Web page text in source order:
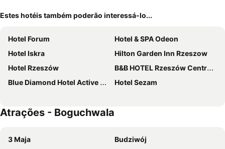
Estes hotéis também poderão interessá-lo...
Hotel Forum
Hotel & SPA Odeon
Hotel Iskra
Hilton Garden Inn Rzeszow
Hotel Rzeszów
B&B HOTEL Rzeszów Centrum
Blue Diamond Hotel Active SPA
Hotel Sezam
Atrações - Boguchwala
3 Maja
Budziwój